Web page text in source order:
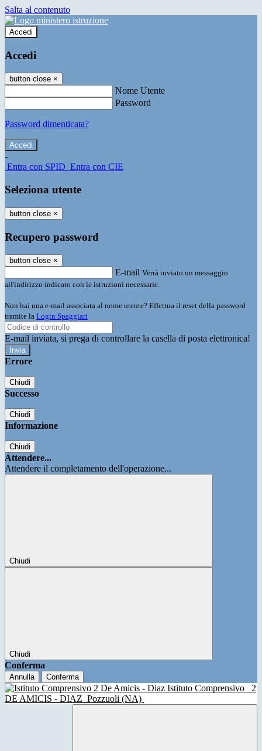
Salta al contenuto
Accedi
Accedi
button close ×
Nome Utente
Password
Password dimenticata?
-
Entra con SPID Entra con CIE
Seleziona utente
button close ×
Recupero password
button close ×
E-mail Verrà inviato un messaggio
all'indirizzo indicato con le istruzioni necessarie.
Non hai una e-mail associata al nome utente? Effettua il reset della password
tramite la Login Spaggiari
E-mail inviata, si prega di controllare la casella di posta elettronica!
Errore
Chiudi
Successo
Chiudi
Informazione
Chiudi
Attendere...
Attendere il completamento dell'operazione...
Chiudi
Chiudi
Conferma
Annulla Conferma
Istituto Comprensivo
2
DE AMICIS - DIAZ Pozzuoli (NA)